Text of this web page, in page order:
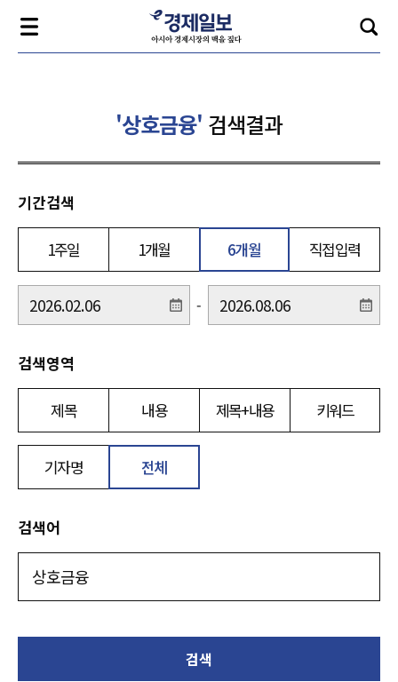
'상호금융' 검색결과
기간검색
1주일 1개월 6개월 직접입력
-
검색영역
제목 내용 제목+내용 키워드
기자명 전체
검색어
검색